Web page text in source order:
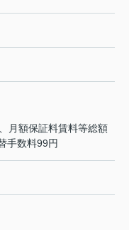
月額保証料賃料等総額
手数料99円